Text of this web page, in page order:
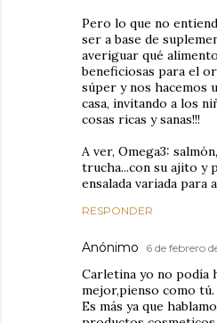
Pero lo que no
ser a base de
averiguar qué
beneficiosas para el
súper y nos hacemos
casa, invitando a los
cosas ricas y sanas!!!
A ver, Omega3:
trucha...con su ajito y
ensalada variada para
RESPONDER
Anónimo 6 de febrero
Carletina yo no podía
mejor,pienso como tú.
Es más ya que